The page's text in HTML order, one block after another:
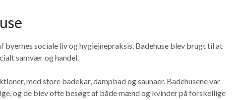
byernes sociale liv og hygiejnepraksis. Badehuse blev brugt til at
samvær og handel.
med store badekar, dampbad og saunaer. Badehusene var
og de blev ofte besøgt af både mænd og kvinder på forskellige